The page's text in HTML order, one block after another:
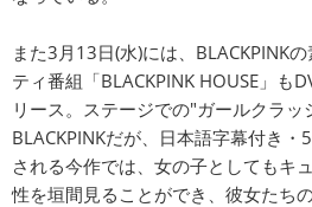
また3月13日(水)には、BLACKPINK
ティ番組「BLACKPINK HOUSE」も
リース。ステージでの"ガールクラ
BLACKPINKだが、日本語字幕付き
される今作では、女の子としてもキ
性を垣間見ることができ、彼女たち